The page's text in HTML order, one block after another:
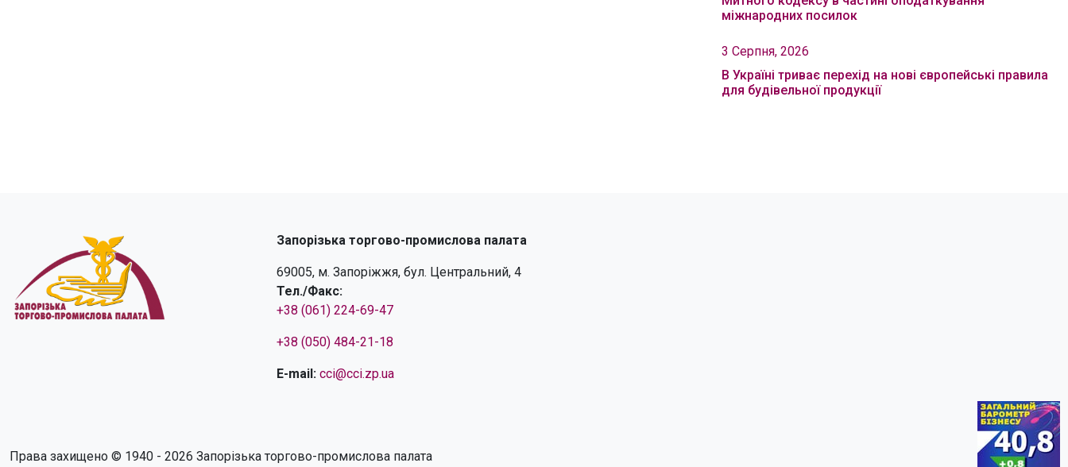
міжнародних посилок
3 Серпня, 2026
В Україні триває перехід на нові європейські правила
для будівельної продукції
Запорізька торгово-промислова палата
69005, м. Запоріжжя, бул. Центральний, 4
Тел./Факс:
+38 (061) 224-69-47
+38 (050) 484-21-18
E-mail: cci@cci.zp.ua
Права захищено © 1940 - 2026 Запорізька торгово-промислова палата